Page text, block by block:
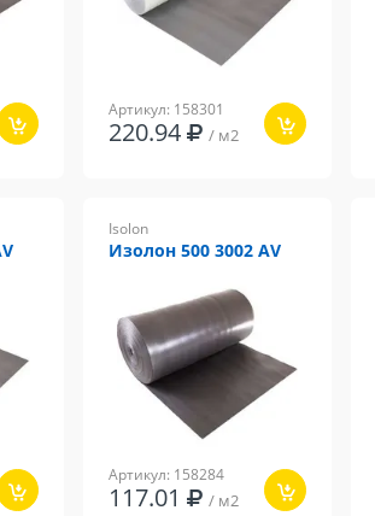
Артикул: 158301
220.94 / м2
Isolon
Изолон 500 3002 AV
Артикул: 158284
117.01 / м2